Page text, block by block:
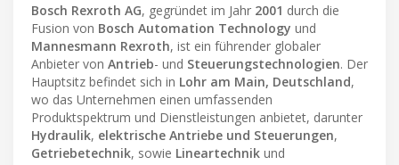
Bosch Rexroth AG, gegründet im Jahr 2001 durch die
Fusion von Bosch Automation Technology und
Mannesmann Rexroth, ist ein führender globaler
Anbieter von Antrieb- und Steuerungstechnologien. Der
Hauptsitz befindet sich in Lohr am Main, Deutschland,
wo das Unternehmen einen umfassenden
Produktspektrum und Dienstleistungen anbietet, darunter
Hydraulik, elektrische Antriebe und Steuerungen,
Getriebetechnik, sowie Lineartechnik und